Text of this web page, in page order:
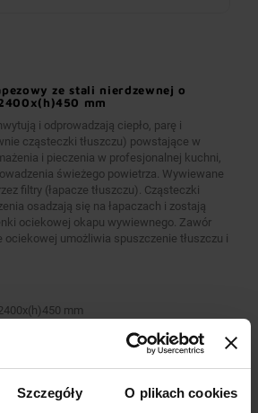
Szczegóły O plikach cookies
ze stali nierdzewnej o
mm
i odprowadzają ciepło, parę i
cząsteczki tłuszczu) powstające w
i pieczenia w profesjonalnej kuchni,
świeżego powietrza. Wywiewane
filtry (łapacze tłuszczu). Cząsteczki
osadzają się na łapaczach i zostają
ociekowej okapu wywiewnego. Zawór
ociekowej umożliwia spuszczenie tłuszczu i
mm
o wymiarach A>2600 mm wykonane są w
(skręcanej) z dwóch lub więcej przelotowych
są w system otworów i zawiesi